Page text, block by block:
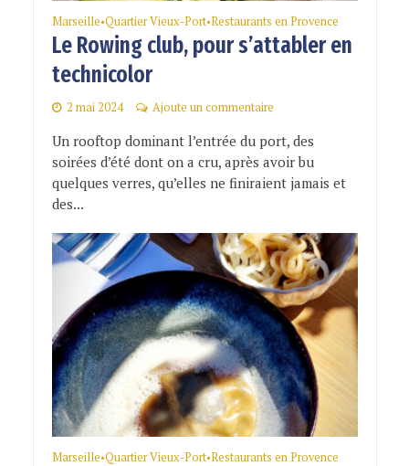
Marseille•Quartier Vieux-Port•Restaurants en Provence
Le Rowing club, pour s’attabler en
technicolor
2 mai 2024 Ajoute un commentaire
Un rooftop dominant l’entrée du port, des
soirées d’été dont on a cru, après avoir bu
quelques verres, qu’elles ne finiraient jamais et
des...
Marseille•Quartier Vieux-Port•Restaurants en Provence